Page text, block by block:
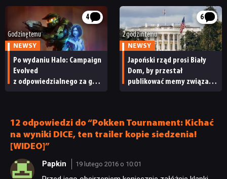
4
Godzinę temu
NEWSY
Po wydaniu Halo: Campaign
Evolved
z odpowiedzialnego za grę
6
2 godzin temu
NEWSY
Japoński rząd prosi Biały
Dom, by przestał
publikować memy związane
12 odpowiedzi do “Pokken Tournament: Kichać
na wyniki DICE, ten trailer kopie siedzenia!
[WIDEO]”
Papkin 19 lutego 2016 o 10:01